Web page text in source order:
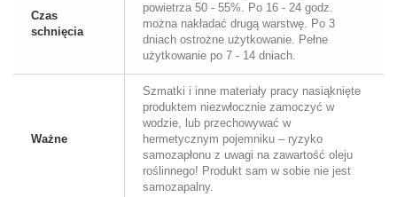
Czas
schnięcia
powietrza 50 - 55%. Po 16 - 24 godz.
można nakładać drugą warstwę. Po 3
dniach ostrożne użytkowanie. Pełne
użytkowanie po 7 - 14 dniach.
Ważne
Szmatki i inne materiały pracy nasiąknięte
produktem niezwłocznie zamoczyć w
wodzie, lub przechowywać w
hermetycznym pojemniku – ryzyko
samozapłonu z uwagi na zawartość oleju
roślinnego! Produkt sam w sobie nie jest
samozapalny.